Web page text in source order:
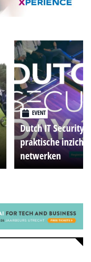
EVENT
Dutch IT Security
praktische
netwerken